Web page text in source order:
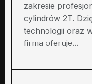
zakresie
cylindrów 2T.
technologii oraz
firma oferuje...